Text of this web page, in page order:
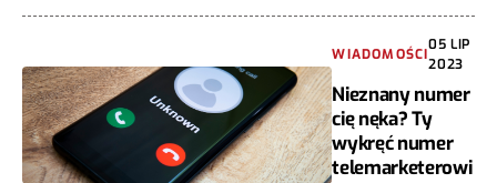
WIADOMOŚCI
05 LIP
2023
Nieznany numer
cię nęka? Ty
wykręć numer
telemarketerowi